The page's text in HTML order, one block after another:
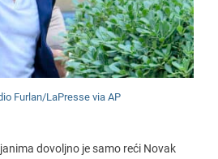
Furlan/LaPresse via AP
dovoljno je samo reći Novak